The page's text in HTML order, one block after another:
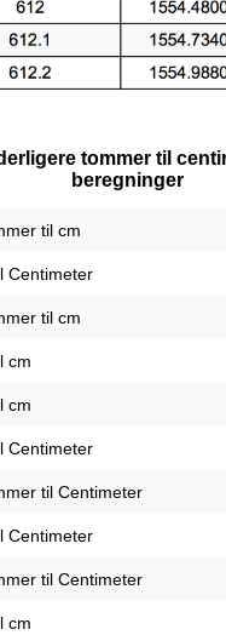
tommer til
beregninger
til cm
Centimeter
til cm
cm
cm
Centimeter
til Centimeter
Centimeter
til Centimeter
cm